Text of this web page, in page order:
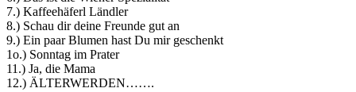
7.) Kaffeehäferl Ländler
8.) Schau dir deine Freunde gut an
9.) Ein paar Blumen hast Du mir geschenkt
1o.) Sonntag im Prater
11.) Ja, die Mama
12.) ÄLTERWERDEN…….